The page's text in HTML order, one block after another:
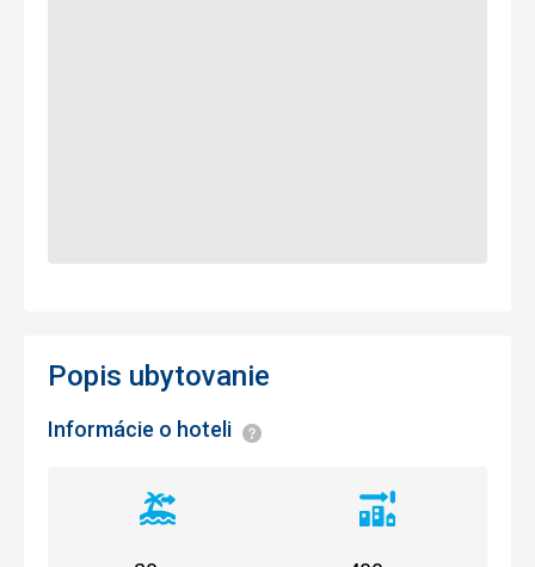
Popis ubytovanie
Informácie o hoteli Informácie
Vzdialenosť
Vzdialenosť